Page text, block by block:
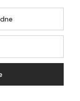
- najlepszy sklep z